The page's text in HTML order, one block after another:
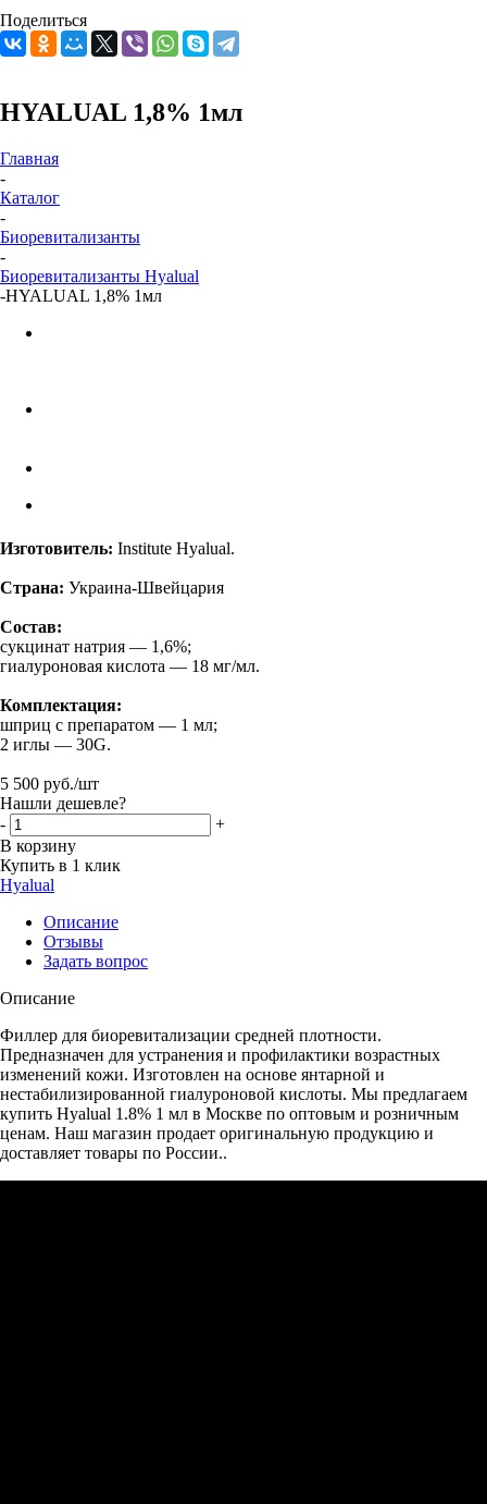
Поделиться
HYALUAL 1,8% 1мл
Главная
-
Каталог
-
Биоревитализанты
-
Биоревитализанты Hyalual
-HYALUAL 1,8% 1мл
Изготовитель: Institute Hyalual.
Страна: Украина-Швейцария
Состав:
сукцинат натрия — 1,6%;
гиалуроновая кислота — 18 мг/мл.
Комплектация:
шприц с препаратом — 1 мл;
2 иглы — 30G.
5 500 руб./шт
Нашли дешевле?
-
+
В корзину
Купить в 1 клик
Hyalual
Описание
Отзывы
Задать вопрос
Описание
Филлер для биоревитализации средней плотности.
Предназначен для устранения и профилактики возрастных
изменений кожи. Изготовлен на основе янтарной и
нестабилизированной гиалуроновой кислоты. Мы предлагаем
купить Hyalual 1.8% 1 мл в Москве по оптовым и розничным
ценам. Наш магазин продает оригинальную продукцию и
доставляет товары по России..